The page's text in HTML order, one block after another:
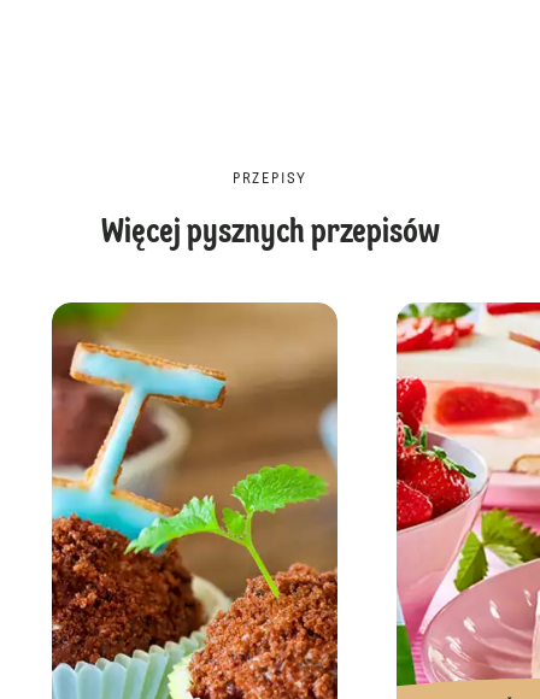
PRZEPISY
Więcej pysznych przepisów